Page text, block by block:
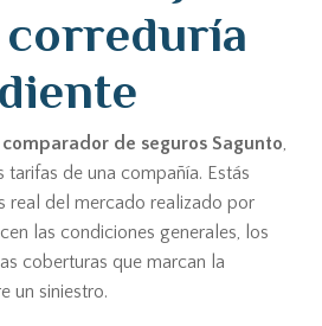
comparador de seguros Sagunto,
de una compañía. Estás
real del mercado realizado por
las condiciones generales, los
coberturas que marcan la
un siniestro.